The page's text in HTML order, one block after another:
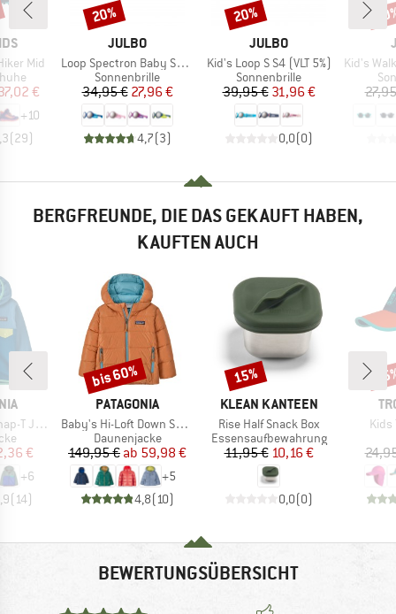
Mid
Preis
€
+10
(29)
MARKE
JULBO
Artikel
Loop Spectron Baby S4 (VLT 5%)
Produktgruppe
Sonnenbrille
Preis
34,95 €reduzierter Preis
27,96 €
4,7(3)
Rabatt
20%
MARKE
JULBO
Artikel
Kid's Loop S S4 (VLT 5%)
Produktgruppe
Sonnenbrille
Preis
39,95 €reduzierter Preis
31,96 €
0,0(0)
Rabatt
20%
Artikel
Kid's Walker
BERGFREUNDE, DIE DAS GEKAUFT HABEN,
KAUFTEN AUCH
Jacket
Preis
€
+6
(14)
MARKE
PATAGONIA
Artikel
Baby's Hi-Loft Down Sweater Hoody
Produktgruppe
Daunenjacke
Preis
149,95 € reduzierter Preis
ab 59,98 €
+5
4,8(10)
Rabatt
bis 60%
MARKE
KLEAN KANTEEN
Artikel
Rise Half Snack Box
Produktgruppe
Essensaufbewahrung
Preis
11,95 €reduzierter Preis
10,16 €
0,0(0)
Rabatt
15%
Kids
BEWERTUNGSÜBERSICHT